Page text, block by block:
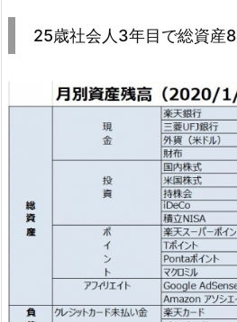
25歳社会人3年目で総資産